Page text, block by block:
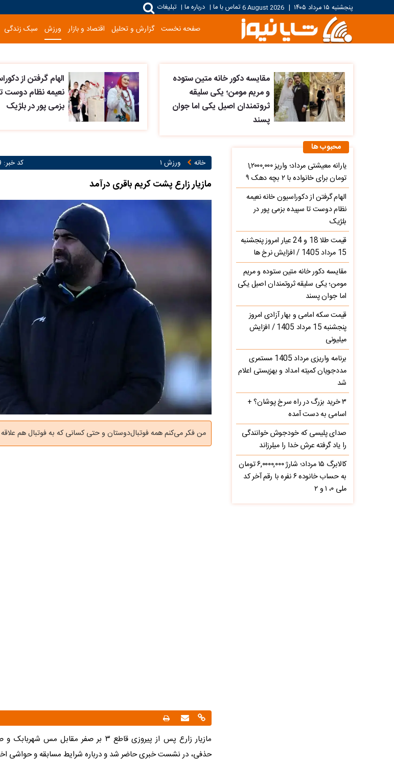
پنجشنبه ۱۵ مرداد ۱۴۰۵ |
6 August 2026تماس با ما | درباره ما | تبلیغات
صفحه نخست گزارش و تحلیل اقتصاد و بازار ورزش سبک زندگی
مقایسه دکور خانه متین ستوده
و مریم مومن؛ یکی سلیقه
ثروتمندان اصیل یکی اما جوان
پسند
الهام گرفتن از
نعیمه نظام دوست
بزمی پور در بلژیک
خانه ورزش ۱ کد خبر: 264549
مازیار زارع پشت کریم باقری درآمد
من فکر می‌کنم همه فوتبال‌دوستان و حتی کسانی که به فوتبال هم علاقه
​مازیار زارع پس از پیروزی قاطع ۳ بر صفر
حذفی، در نشست خبری حاضر شد و درباره شرایط مسابقه و حواشی
محبوب ها
یارانه معیشتی مرداد؛ واریز ۱,۲۰۰۰,۰۰۰
تومان برای خانواده با ۲ بچه دهک ۹
الهام گرفتن از دکوراسیون خانه نعیمه
نظام دوست تا سپیده بزمی پور در
بلژیک
قیمت طلا 18 و 24 عیار امروز پنجشنبه
15 مرداد 1405 / افزایش نرخ ها
مقایسه دکور خانه متین ستوده و مریم
مومن؛ یکی سلیقه ثروتمندان اصیل یکی
اما جوان پسند
قیمت سکه امامی و بهار آزادی امروز
پنجشنبه 15 مرداد 1405 / افزایش
میلیونی
برنامه واریزی مرداد 1405 مستمری
مددجویان کمیته امداد و بهزیستی اعلام
شد
۳ خرید بزرگ در راه سرخ‌ پوشان؟ +
اسامی به دست آمده
صدای پلیسی که خودجوش خوانندگی
را یاد گرفته عرش خدا را میلرزاند
کالابرگ ۱۵ مرداد؛ شارژ ۶,۰۰۰۰,۰۰۰ تومان
به حساب خانوده ۶ نفره با رقم آخر کد
ملی ۰، ۱ و ۲